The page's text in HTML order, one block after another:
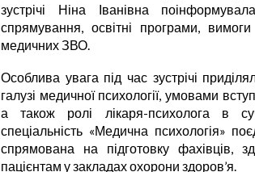
зустрічі Ніна Іванівна
спрямування, освітні програми,
медичних ЗВО.
Особлива увага під час зустрічі
галузі медичної психології, умовами
а також ролі лікаря-психолога в
спеціальність «Медична психологія»
спрямована на підготовку фахівців,
пацієнтам у закладах охорони здоров’я.